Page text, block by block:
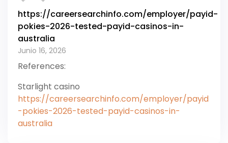
https://careersearchinfo.com/employer/payid-
pokies-2026-tested-payid-casinos-in-
australia
Junio 16, 2026
References:
Starlight casino
https://careersearchinfo.com/employer/payid
-pokies-2026-tested-payid-casinos-in-
australia